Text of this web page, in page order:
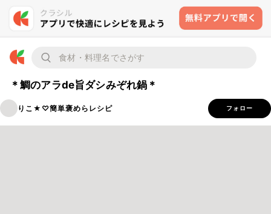
＊鯛のアラde旨ダシみぞれ鍋＊
りこ★♡簡単褒めらレシピ フォロー